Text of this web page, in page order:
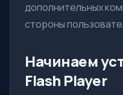
дополнительных
стороны
Начинаем
Flash Player